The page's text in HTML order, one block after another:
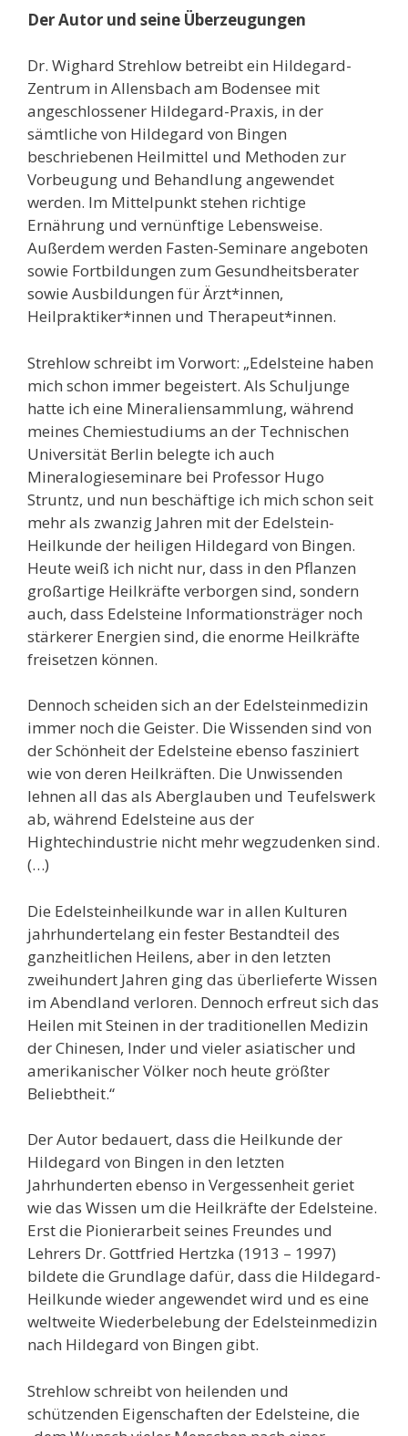
Der Autor und seine Überzeugungen
Dr. Wighard Strehlow betreibt ein Hildegard-
Zentrum in Allensbach am Bodensee mit
angeschlossener Hildegard-Praxis, in der
sämtliche von Hildegard von Bingen
beschriebenen Heilmittel und Methoden zur
Vorbeugung und Behandlung angewendet
werden. Im Mittelpunkt stehen richtige
Ernährung und vernünftige Lebensweise.
Außerdem werden Fasten-Seminare angeboten
sowie Fortbildungen zum Gesundheitsberater
sowie Ausbildungen für Ärzt*innen,
Heilpraktiker*innen und Therapeut*innen.
Strehlow schreibt im Vorwort: „Edelsteine haben
mich schon immer begeistert. Als Schuljunge
hatte ich eine Mineraliensammlung, während
meines Chemiestudiums an der Technischen
Universität Berlin belegte ich auch
Mineralogieseminare bei Professor Hugo
Struntz, und nun beschäftige ich mich schon seit
mehr als zwanzig Jahren mit der Edelstein-
Heilkunde der heiligen Hildegard von Bingen.
Heute weiß ich nicht nur, dass in den Pflanzen
großartige Heilkräfte verborgen sind, sondern
auch, dass Edelsteine Informationsträger noch
stärkerer Energien sind, die enorme Heilkräfte
freisetzen können.
Dennoch scheiden sich an der Edelsteinmedizin
immer noch die Geister. Die Wissenden sind von
der Schönheit der Edelsteine ebenso fasziniert
wie von deren Heilkräften. Die Unwissenden
lehnen all das als Aberglauben und Teufelswerk
ab, während Edelsteine aus der
Hightechindustrie nicht mehr wegzudenken sind.
(…)
Die Edelsteinheilkunde war in allen Kulturen
jahrhundertelang ein fester Bestandteil des
ganzheitlichen Heilens, aber in den letzten
zweihundert Jahren ging das überlieferte Wissen
im Abendland verloren. Dennoch erfreut sich das
Heilen mit Steinen in der traditionellen Medizin
der Chinesen, Inder und vieler asiatischer und
amerikanischer Völker noch heute größter
Beliebtheit.“
Der Autor bedauert, dass die Heilkunde der
Hildegard von Bingen in den letzten
Jahrhunderten ebenso in Vergessenheit geriet
wie das Wissen um die Heilkräfte der Edelsteine.
Erst die Pionierarbeit seines Freundes und
Lehrers Dr. Gottfried Hertzka (1913 – 1997)
bildete die Grundlage dafür, dass die Hildegard-
Heilkunde wieder angewendet wird und es eine
weltweite Wiederbelebung der Edelsteinmedizin
nach Hildegard von Bingen gibt.
Strehlow schreibt von heilenden und
schützenden Eigenschaften der Edelsteine, die